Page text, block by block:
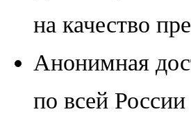
на качество
Анонимная
по всей России